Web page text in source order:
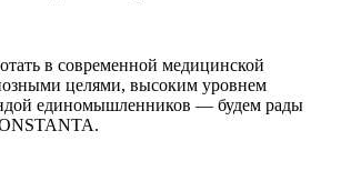
в современной медицинской
целями, высоким уровнем
единомышленников — будем рады